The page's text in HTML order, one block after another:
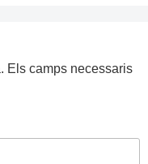
Els camps necessaris